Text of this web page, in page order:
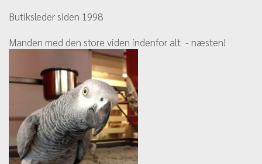
Butiksleder siden 1998
Manden med den store viden indenfor alt - næsten!